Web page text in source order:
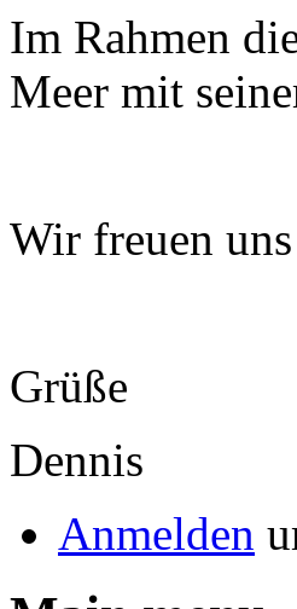
Im Rahmen
Meer mit
Wir freuen
Grüße
Dennis
Anmelden